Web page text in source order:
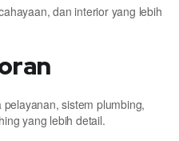
dan interior yang lebih
sistem plumbing,
yang lebih detail.